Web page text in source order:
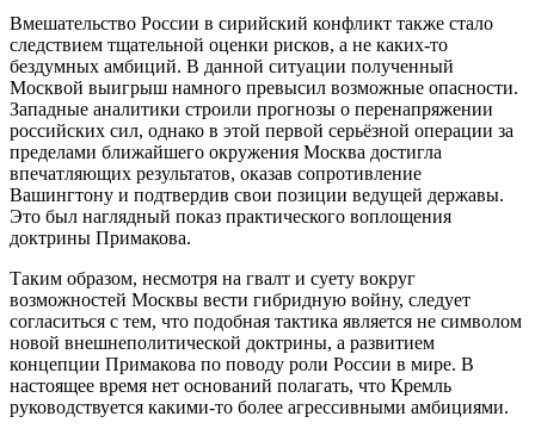
Вмешательство России в сирийский конфликт также стало
следствием тщательной оценки рисков, а не каких-то
бездумных амбиций. В данной ситуации полученный
Москвой выигрыш намного превысил возможные опасности.
Западные аналитики строили прогнозы о перенапряжении
российских сил, однако в этой первой серьёзной операции за
пределами ближайшего окружения Москва достигла
впечатляющих результатов, оказав сопротивление
Вашингтону и подтвердив свои позиции ведущей державы.
Это был наглядный показ практического воплощения
доктрины Примакова.
Таким образом, несмотря на гвалт и суету вокруг
возможностей Москвы вести гибридную войну, следует
согласиться с тем, что подобная тактика является не символом
новой внешнеполитической доктрины, а развитием
концепции Примакова по поводу роли России в мире. В
настоящее время нет оснований полагать, что Кремль
руководствуется какими-то более агрессивными амбициями.